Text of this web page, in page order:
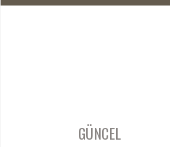
GÜNCEL